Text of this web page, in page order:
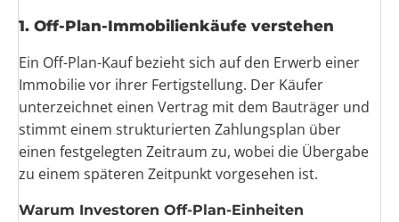
1. Off-Plan-Immobilienkäufe verstehen
Ein Off-Plan-Kauf bezieht sich auf den Erwerb einer
Immobilie vor ihrer Fertigstellung. Der Käufer
unterzeichnet einen Vertrag mit dem Bauträger und
stimmt einem strukturierten Zahlungsplan über
einen festgelegten Zeitraum zu, wobei die Übergabe
zu einem späteren Zeitpunkt vorgesehen ist.
Warum Investoren Off-Plan-Einheiten